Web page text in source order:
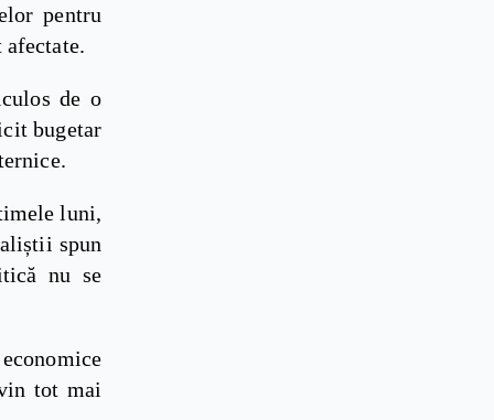
pentru
de o
bugetar
luni,
spun
nu se
tot mai